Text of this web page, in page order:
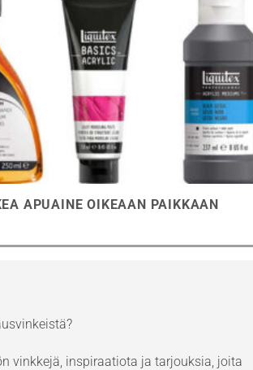
APUAINE OIKEAAN PAIKKAAN
vinkkejä, inspiraatiota ja tarjouksia, joita